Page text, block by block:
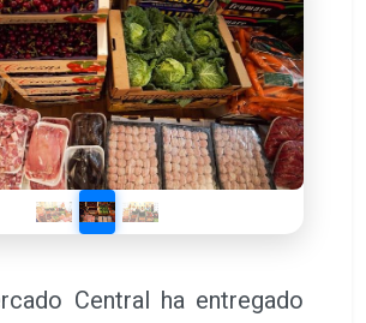
Central ha entregado